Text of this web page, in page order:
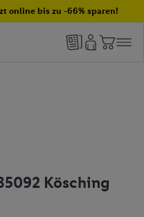
online bis zu -66% sparen!
Kösching